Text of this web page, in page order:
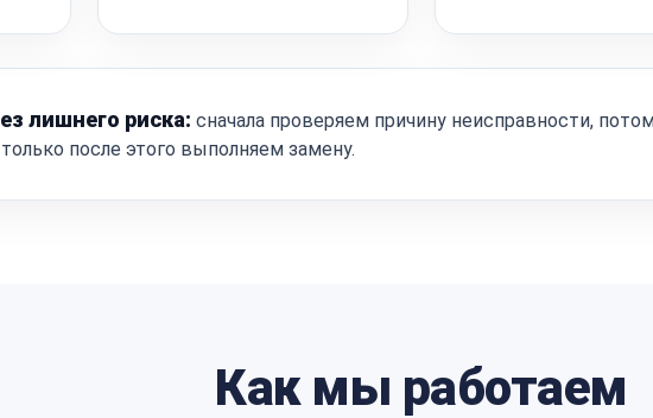
лишнего риска: сначала проверяем причину неисправности,
после этого выполняем замену.
Как мы работаем